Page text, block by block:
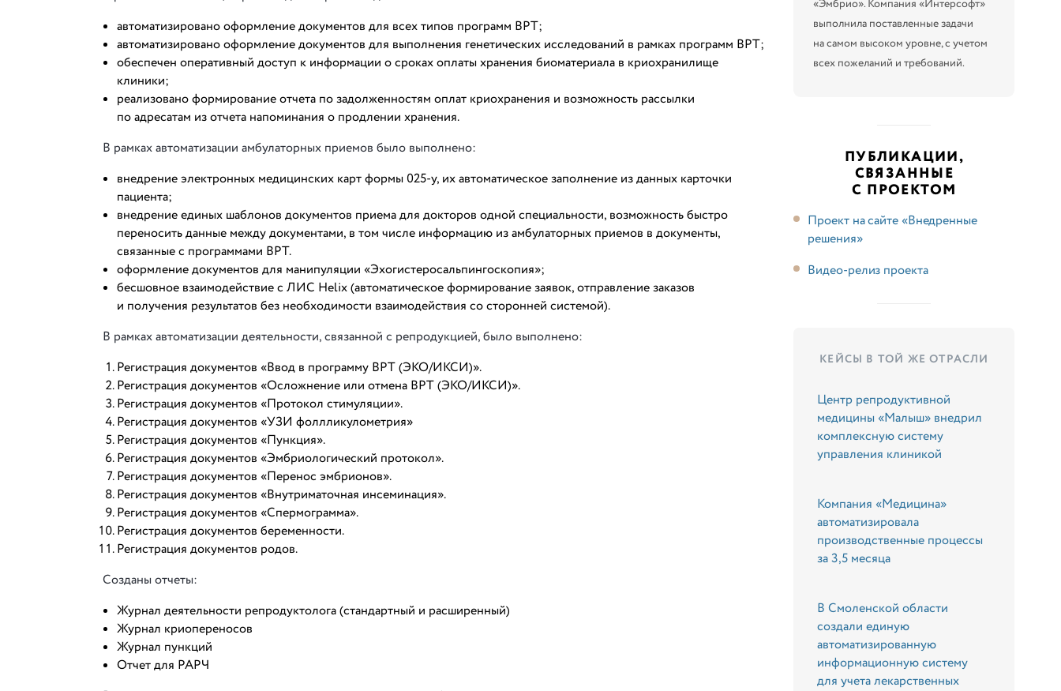
автоматизировано оформление документов для всех типов программ ВРТ;
автоматизировано оформление документов для выполнения генетических исследований в рамках программ ВРТ;
обеспечен оперативный доступ к информации о сроках оплаты хранения биоматериала в криохранилище
клиники;
реализовано формирование отчета по задолженностям оплат криохранения и возможность рассылки
по адресатам из отчета напоминания о продлении хранения.
В рамках автоматизации амбулаторных приемов было выполнено:
внедрение электронных медицинских карт формы 025-у, их автоматическое заполнение из данных карточки
пациента;
внедрение единых шаблонов документов приема для докторов одной специальности, возможность быстро
переносить данные между документами, в том числе информацию из амбулаторных приемов в документы,
связанные с программами ВРТ.
оформление документов для манипуляции «Эхогистеросальпингоскопия»;
бесшовное взаимодействие с ЛИС Helix (автоматическое формирование заявок, отправление заказов
и получения результатов без необходимости взаимодействия со сторонней системой).
В рамках автоматизации деятельности, связанной с репродукцией, было выполнено:
Регистрация документов «Ввод в программу ВРТ (ЭКО/ИКСИ)».
Регистрация документов «Осложнение или отмена ВРТ (ЭКО/ИКСИ)».
Регистрация документов «Протокол стимуляции».
Регистрация документов «УЗИ фоллликулометрия»
Регистрация документов «Пункция».
Регистрация документов «Эмбриологический протокол».
Регистрация документов «Перенос эмбрионов».
Регистрация документов «Внутриматочная инсеминация».
Регистрация документов «Спермограмма».
Регистрация документов беременности.
Регистрация документов родов.
Созданы отчеты:
Журнал деятельности репродуктолога (стандартный и расширенный)
Журнал криопереносов
Журнал пункций
Отчет для РАРЧ
«Эмбрио». Компания «Интерсофт»
выполнила поставленные задачи
на самом высоком уровне, с учетом
всех пожеланий и требований.
ПУБЛИКАЦИИ,
СВЯЗАННЫЕ
С ПРОЕКТОМ
Проект на сайте «Внедренные
решения»
Видео-релиз проекта
КЕЙСЫ В ТОЙ ЖЕ ОТРАСЛИ
Центр репродуктивной
медицины «Малыш» внедрил
комплексную систему
управления клиникой
Компания «Медицина»
автоматизировала
производственные процессы
за 3,5 месяца
В Смоленской области
создали единую
автоматизированную
информационную систему
для учета лекарственных